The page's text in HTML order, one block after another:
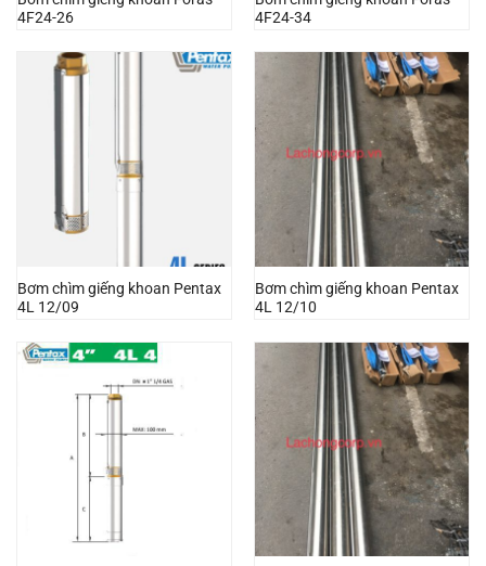
4F24-26
4F24-34
Bơm chìm giếng khoan Pentax
4L 12/09
Bơm chìm giếng khoan Pentax
4L 12/10